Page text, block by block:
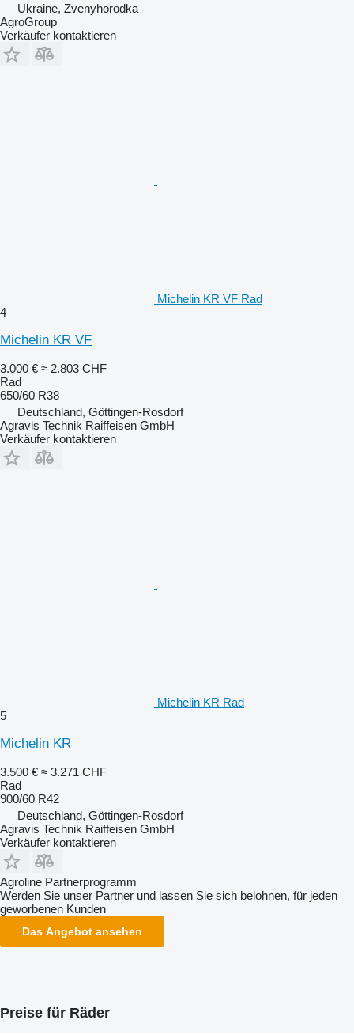
Ukraine, Zvenyhorodka
AgroGroup
Verkäufer kontaktieren
Michelin KR VF Rad
4
Michelin KR VF
3.000 € ≈ 2.803 CHF
Rad
650/60 R38
Deutschland, Göttingen-Rosdorf
Agravis Technik Raiffeisen GmbH
Verkäufer kontaktieren
Michelin KR Rad
5
Michelin KR
3.500 € ≈ 3.271 CHF
Rad
900/60 R42
Deutschland, Göttingen-Rosdorf
Agravis Technik Raiffeisen GmbH
Verkäufer kontaktieren
Agroline Partnerprogramm
Werden Sie unser Partner und lassen Sie sich belohnen, für jeden
geworbenen Kunden
Das Angebot ansehen
Preise für Räder